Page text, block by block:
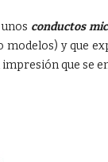
conductos
modelos) y que
que se